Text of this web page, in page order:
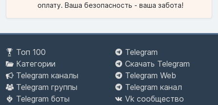
оплату. Ваша безопасность - ваша забота!
Топ 100
Категории
Telegram каналы
Telegram группы
Telegram боты
Telegram
Скачать Telegram
Telegram Web
Telegram канал
Vk сообщество